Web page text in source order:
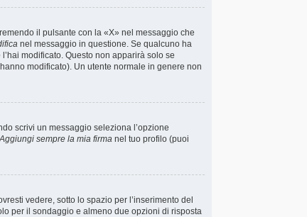
il pulsante con la «X» nel messaggio che
nel messaggio in questione. Se qualcuno ha
modificato. Questo non apparirà solo se
modificato). Un utente normale in genere non
scrivi un messaggio seleziona l’opzione
Aggiungi sempre la mia firma nel tuo profilo (puoi
vedere, sotto lo spazio per l’inserimento del
per il sondaggio e almeno due opzioni di risposta